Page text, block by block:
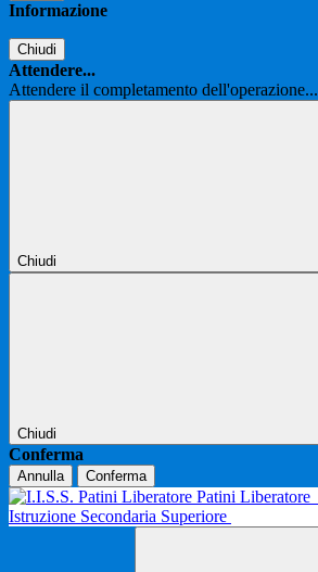
Informazione
Chiudi
Attendere...
Attendere il completamento dell'operazione...
Chiudi
Chiudi
Conferma
Annulla Conferma
Patini Liberatore
Istruzione Secondaria Superiore